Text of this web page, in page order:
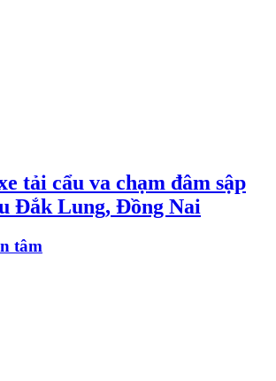
tải cẩu va chạm đâm sập
Đắk Lung, Đồng Nai
tâm